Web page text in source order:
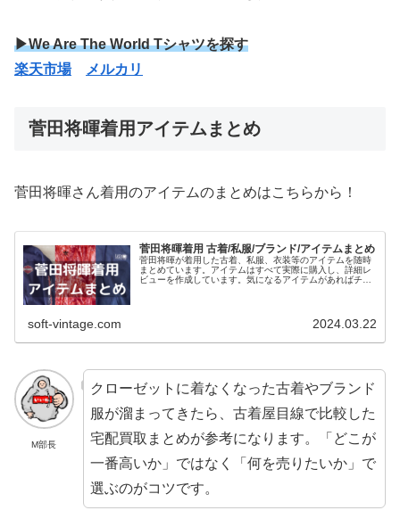
▶We Are The World Tシャツを探す
楽天市場
メルカリ
菅田将暉着用アイテムまとめ
菅田将暉さん着用のアイテムのまとめはこちらから！
菅田将暉着用 古着/私服/ブランド/アイテムまとめ
菅田将暉が着用した古着、私服、衣装等のアイテムを随時
まとめています。アイテムはすべて実際に購入し、詳細レ
ビューを作成しています。気になるアイテムがあればチェ
soft-vintage.com 2024.03.22
M部長
クローゼットに着なくなった古着やブランド
服が溜まってきたら、古着屋目線で比較した
宅配買取まとめが参考になります。「どこが
一番高いか」ではなく「何を売りたいか」で
選ぶのがコツです。